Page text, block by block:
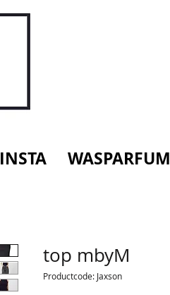
INSTA WASPARFUM
top mbyM
Productcode: Jaxson